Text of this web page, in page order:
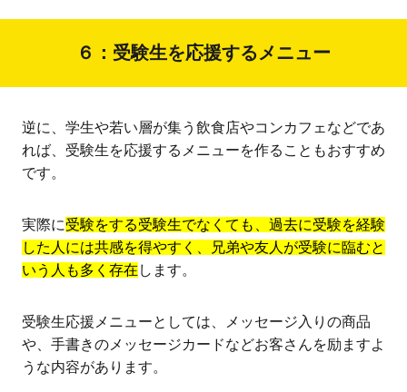
６：受験生を応援するメニュー
逆に、学生や若い層が集う飲食店やコンカフェなどであ
れば、受験生を応援するメニューを作ることもおすすめ
です。
実際に受験をする受験生でなくても、過去に受験を経験
した人には共感を得やすく、兄弟や友人が受験に臨むと
いう人も多く存在 します。
受験生応援メニューとしては、メッセージ入りの商品
や、手書きのメッセージカードなどお客さんを励ますよ
うな内容があります。